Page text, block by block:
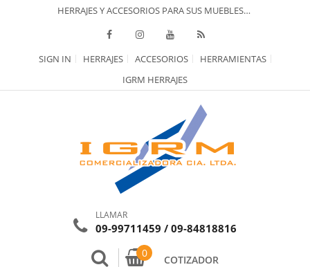
HERRAJES Y ACCESORIOS PARA SUS MUEBLES…
SIGN IN HERRAJES ACCESORIOS
HERRAMIENTAS
IGRM HERRAJES
LLAMAR
09-99711459 / 09-84818816
0
COTIZADOR